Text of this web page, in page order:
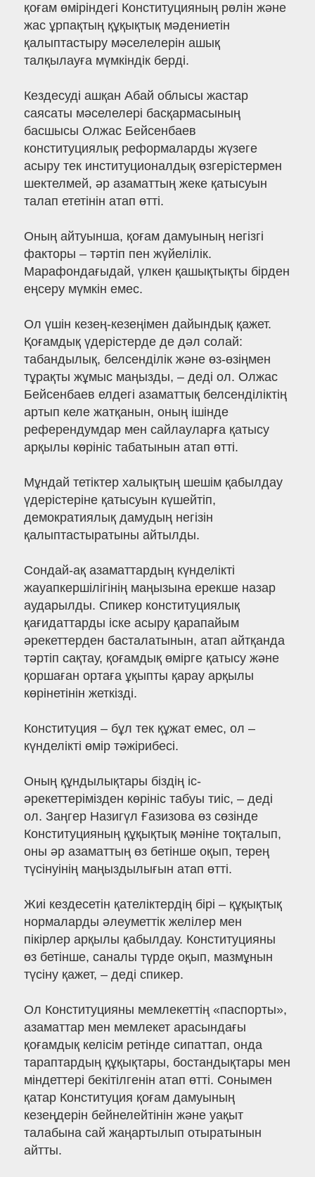
қоғам өміріндегі Конституцияның рөлін және
жас ұрпақтың құқықтық мәдениетін
қалыптастыру мәселелерін ашық
талқылауға мүмкіндік берді.
Кездесуді ашқан Абай облысы жастар
саясаты мәселелері басқармасының
басшысы Олжас Бейсенбаев
конституциялық реформаларды жүзеге
асыру тек институционалдық өзгерістермен
шектелмей, әр азаматтың жеке қатысуын
талап ететінін атап өтті.
Оның айтуынша, қоғам дамуының негізгі
факторы – тәртіп пен жүйелілік.
Марафондағыдай, үлкен қашықтықты бірден
еңсеру мүмкін емес.
Ол үшін кезең-кезеңімен дайындық қажет.
Қоғамдық үдерістерде де дәл солай:
табандылық, белсенділік және өз-өзіңмен
тұрақты жұмыс маңызды, – деді ол. Олжас
Бейсенбаев елдегі азаматтық белсенділіктің
артып келе жатқанын, оның ішінде
референдумдар мен сайлауларға қатысу
арқылы көрініс табатынын атап өтті.
Мұндай тетіктер халықтың шешім қабылдау
үдерістеріне қатысуын күшейтіп,
демократиялық дамудың негізін
қалыптастыратыны айтылды.
Сондай-ақ азаматтардың күнделікті
жауапкершілігінің маңызына ерекше назар
аударылды. Спикер конституциялық
қағидаттарды іске асыру қарапайым
әрекеттерден басталатынын, атап айтқанда
тәртіп сақтау, қоғамдық өмірге қатысу және
қоршаған ортаға ұқыпты қарау арқылы
көрінетінін жеткізді.
Конституция – бұл тек құжат емес, ол –
күнделікті өмір тәжірибесі.
Оның құндылықтары біздің іс-
әрекеттерімізден көрініс табуы тиіс, – деді
ол. Заңгер Назигүл Ғазизова өз сөзінде
Конституцияның құқықтық мәніне тоқталып,
оны әр азаматтың өз бетінше оқып, терең
түсінуінің маңыздылығын атап өтті.
Жиі кездесетін қателіктердің бірі – құқықтық
нормаларды әлеуметтік желілер мен
пікірлер арқылы қабылдау. Конституцияны
өз бетінше, саналы түрде оқып, мазмұнын
түсіну қажет, – деді спикер.
Ол Конституцияны мемлекеттің «паспорты»,
азаматтар мен мемлекет арасындағы
қоғамдық келісім ретінде сипаттап, онда
тараптардың құқықтары, бостандықтары мен
міндеттері бекітілгенін атап өтті. Сонымен
қатар Конституция қоғам дамуының
кезеңдерін бейнелейтінін және уақыт
талабына сай жаңартылып отыратынын
айтты.